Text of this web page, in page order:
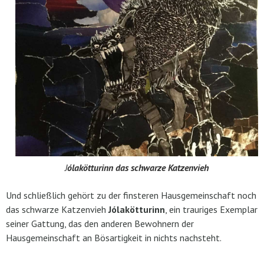
Jólakötturinn das schwarze Katzenvieh
Und schließlich gehört zu der finsteren Hausgemeinschaft noch
das schwarze KatzenviehJólakötturinn , ein trauriges Exemplar
seiner Gattung, das den anderen Bewohnern der
Hausgemeinschaft an Bösartigkeit in nichts nachsteht.